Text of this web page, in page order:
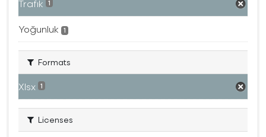
Trafık 1
Yoğunluk 1
Formats
Xlsx 1
Licenses